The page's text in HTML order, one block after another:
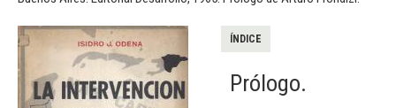
ÍNDICE
Prólogo.